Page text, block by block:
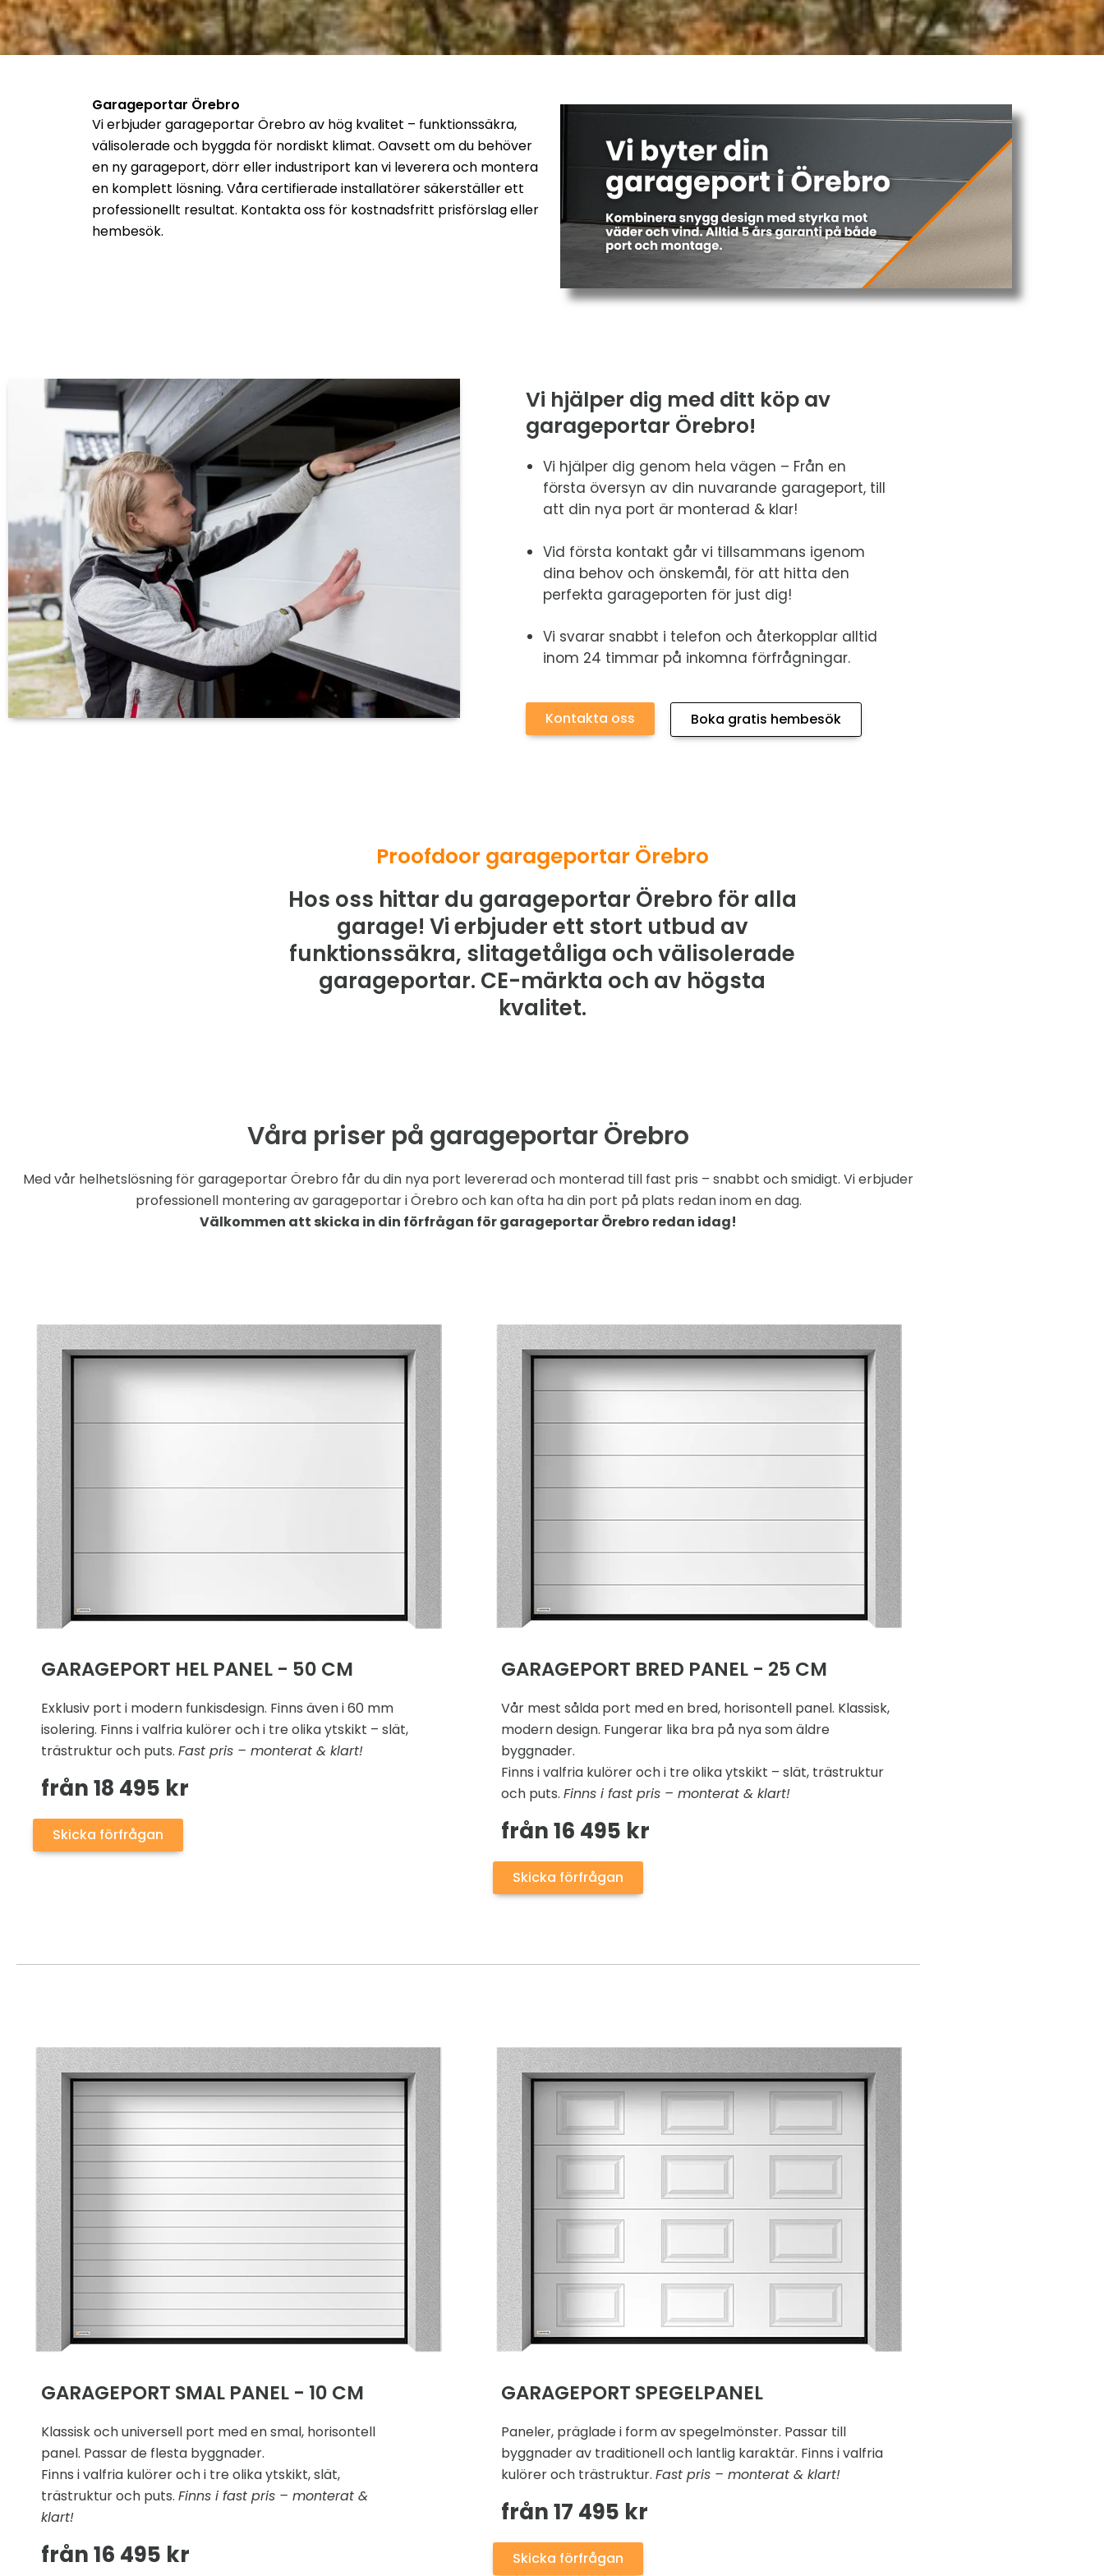
Garageportar Örebro
Vi erbjudergarageportar Örebroav hög kvalitet – funktionssäkra,
välisolerade och byggda för nordiskt klimat. Oavsett om du behöver
en ny garageport, dörr eller industriport kan vi leverera och montera
en komplett lösning. Våra certifierade installatörer säkerställer ett
professionellt resultat. Kontakta oss för kostnadsfritt prisförslag eller
hembesök.
Vi hjälper dig med ditt köp av
garageportar Örebro!
Vi hjälper dig genom hela vägen – Från en
första översyn av din nuvarande garageport, till
att din nya port är monterad & klar!
Vid första kontakt går vi tillsammans igenom
dina behov och önskemål, för att hitta den
perfekta garageporten för just dig!
Vi svarar snabbt i telefon och återkopplar alltid
inom 24 timmar på inkomna förfrågningar.
Kontakta oss Boka gratis hembesök
Proofdoor garageportar Örebro
Hos oss hittar du garageportar Örebro för alla
garage! Vi erbjuder ett stort utbud av
funktionssäkra, slitagetåliga och välisolerade
garageportar. CE-märkta och av högsta
kvalitet.
Våra priser på garageportar Örebro
Med vår helhetslösning för garageportar Örebro får du din nya port levererad och monterad till fast pris – snabbt och smidigt. Vi erbjuder
professionell montering av garageportar i Örebro och kan ofta ha din port på plats redan inom en dag.
Välkommen att skicka in din förfrågan för garageportar Örebro redan idag!
GARAGEPORT HEL PANEL - 50 CM
Exklusiv port i modern funkisdesign. Finns även i 60 mm
isolering. Finns i valfria kulörer och i tre olika ytskikt – slät,
trästruktur och puts. Fast pris – monterat & klart!
från 18 495 kr
Skicka förfrågan
GARAGEPORT BRED PANEL - 25 CM
Vår mest sålda port med en bred, horisontell panel. Klassisk,
modern design. Fungerar lika bra på nya som äldre
byggnader.
Finns i valfria kulörer och i tre olika ytskikt – slät, trästruktur
och puts. Finns i fast pris – monterat & klart!
från 16 495 kr
Skicka förfrågan
GARAGEPORT SMAL PANEL - 10 CM
Klassisk och universell port med en smal, horisontell
panel. Passar de flesta byggnader.
Finns i valfria kulörer och i tre olika ytskikt, slät,
trästruktur och puts. Finns i fast pris – monterat &
klart!
från 16 495 kr
GARAGEPORT SPEGELPANEL
Paneler, präglade i form av spegelmönster. Passar till
byggnader av traditionell och lantlig karaktär. Finns i valfria
kulörer och trästruktur. Fast pris – monterat & klart!
från 17 495 kr
Skicka förfrågan